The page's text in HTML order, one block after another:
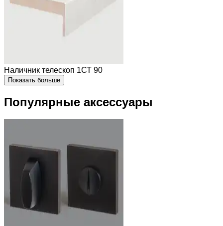
Наличник телескоп 1СТ 90
Показать больше
Популярные аксессуары